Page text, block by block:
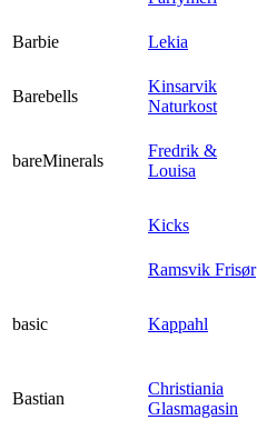
Barbie Lekia
Barebells
Kinsarvik
Naturkost
bareMinerals
Fredrik &
Louisa
Kicks
Ramsvik Frisør
basic Kappahl
Bastian
Christiania
Glasmagasin